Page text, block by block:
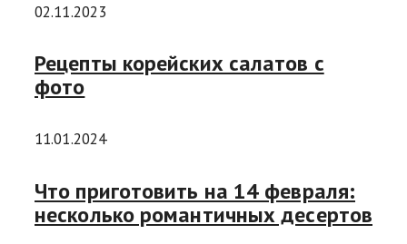
02.11.2023
Рецепты корейских салатов с
фото
11.01.2024
Что приготовить на 14 февраля:
несколько романтичных десертов